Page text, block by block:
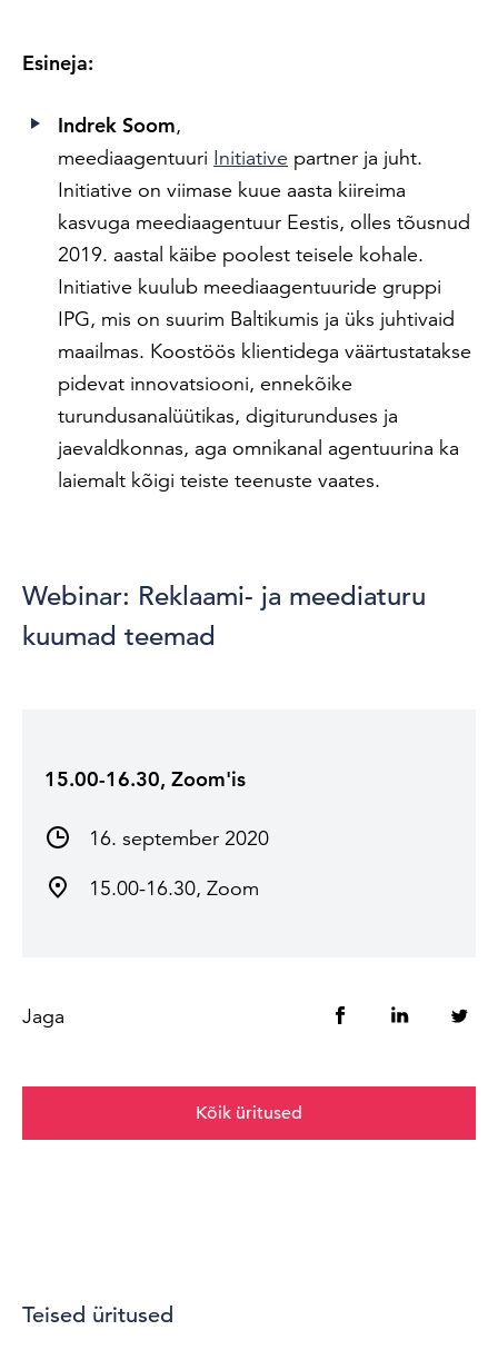
Esineja:
Indrek Soom,
meediaagentuuri Initiative partner ja juht.
Initiative on viimase kuue aasta kiireima
kasvuga meediaagentuur Eestis, olles tõusnud
2019. aastal käibe poolest teisele kohale.
Initiative kuulub meediaagentuuride gruppi
IPG, mis on suurim Baltikumis ja üks juhtivaid
maailmas. Koostöös klientidega väärtustatakse
pidevat innovatsiooni, ennekõike
turundusanalüütikas, digiturunduses ja
jaevaldkonnas, aga omnikanal agentuurina ka
laiemalt kõigi teiste teenuste vaates.
Webinar: Reklaami- ja meediaturu
kuumad teemad
15.00-16.30, Zoom'is
16. september 2020
15.00-16.30, Zoom
Jaga
Kõik üritused
Teised üritused